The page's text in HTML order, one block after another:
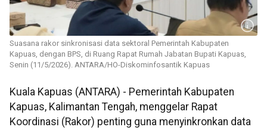
Suasana rakor sinkronisasi data sektoral Pemerintah Kabupaten
Kapuas, dengan BPS, di Ruang Rapat Rumah Jabatan Bupati Kapuas,
Senin (11/5/2026). ANTARA/HO-Diskominfosantik Kapuas
Kuala Kapuas (ANTARA) - Pemerintah Kabupaten
Kapuas, Kalimantan Tengah, menggelar Rapat
Koordinasi (Rakor) penting guna menyinkronkan data